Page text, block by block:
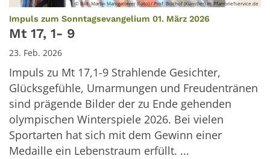
© Bild: Martin Manigatterer (Foto) / Prof. Bischof (Künstler) In: Pfarrbriefservice.de
Impuls zum Sonntagsevangelium 01. März 2026
Mt 17, 1- 9
23. Feb. 2026
Impuls zu Mt 17,1-9 Strahlende Gesichter,
Glücksgefühle, Umarmungen und Freudentränen
sind prägende Bilder der zu Ende gehenden
olympischen Winterspiele 2026. Bei vielen
Sportarten hat sich mit dem Gewinn einer
Medaille ein Lebenstraum erfüllt. ...